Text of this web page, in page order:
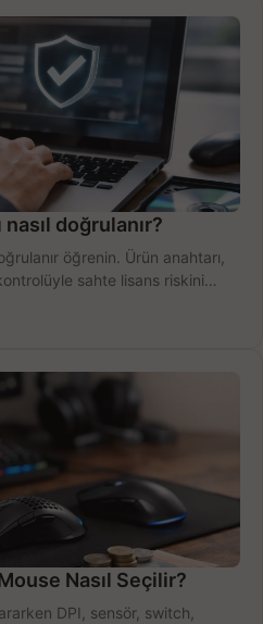
nasıl doğrulanır?
öğrenin. Ürün anahtarı,
sahte lisans riskini
Nasıl Seçilir?
DPI, sensör, switch,